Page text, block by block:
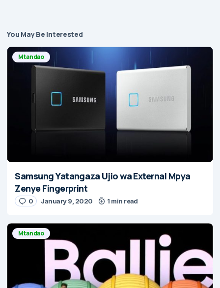
You May Be Interested
Mtandao
Samsung Yatangaza Ujio wa External Mpya
Zenye Fingerprint
0 January 9, 2020 1 min read
Mtandao